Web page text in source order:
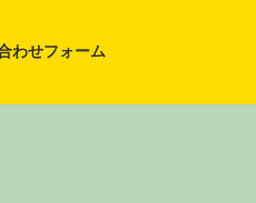
わせフォーム